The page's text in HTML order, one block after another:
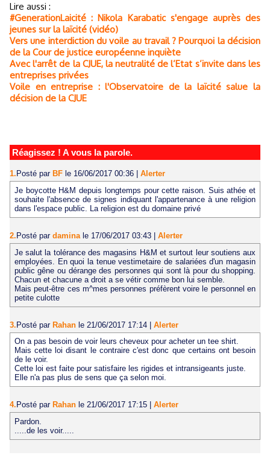
Lire aussi :
#GenerationLaicité : Nikola Karabatic s'engage auprès des
jeunes sur la laïcité (vidéo)
Vers une interdiction du voile au travail ? Pourquoi la décision
de la Cour de justice européenne inquiète
Avec l'arrêt de la CJUE, la neutralité de l’Etat s’invite dans les
entreprises privées
Voile en entreprise : l'Observatoire de la laïcité salue la
décision de la CJUE
Réagissez ! A vous la parole.
1. Posté par BF le 16/06/2017 00:36
Alerter
Je boycotte H&M depuis longtemps pour cette raison. Suis athée et
souhaite l'absence de signes indiquant l'appartenance à une religion
dans l'espace public. La religion est du domaine privé
2. Posté par damina le 17/06/2017 03:43
Alerter
Je salut la tolérance des magasins H&M et surtout leur soutiens aux
employées. En quoi la tenue vestimetaire de salariées d'un magasin
public gêne ou dérange des personnes qui sont là pour du shopping.
Chacun et chacune a droit a se vétir comme bon lui semble.
Mais peut-être ces m^mes personnes préfèrent voire le personnel en
petite culotte
3.Posté par Rahan le 21/06/2017 17:14 | Alerter
On a pas besoin de voir leurs cheveux pour acheter un tee shirt.
Mais cette loi disant le contraire c'est donc que certains ont besoin
de le voir.
Cette loi est faite pour satisfaire les rigides et intransigeants juste.
Elle n'a pas plus de sens que ça selon moi.
4. Posté par Rahan le 21/06/2017 17:15
Alerter
Pardon.
.....de les voir.....